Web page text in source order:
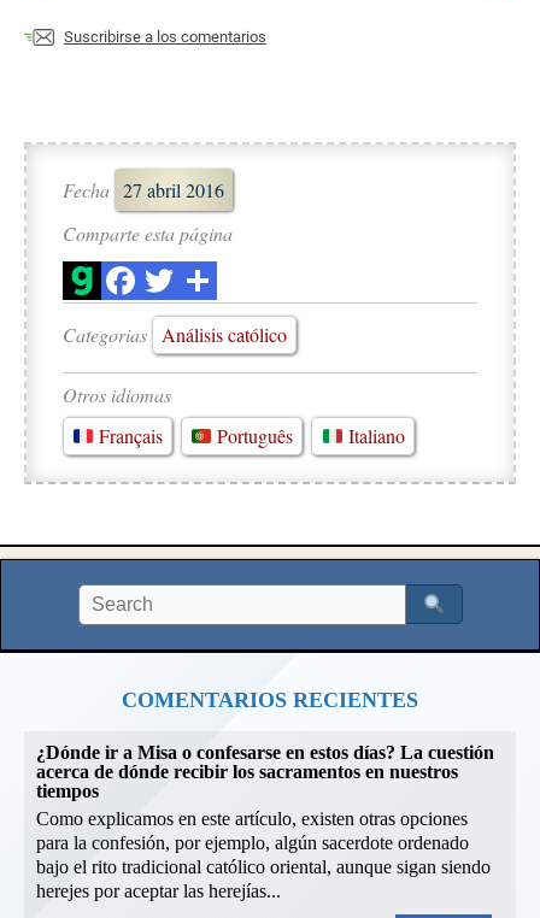
Suscribirse a los comentarios
Fecha 27 abril 2016
Comparte esta página
Categorias Análisis católico
Otros idiomas
Français
Português Italiano
COMENTARIOS RECIENTES
¿Dónde ir a Misa o confesarse en estos días? La cuestión
acerca de dónde recibir los sacramentos en nuestros
tiempos
Como explicamos en este artículo, existen otras opciones
para la confesión, por ejemplo, algún sacerdote ordenado
bajo el rito tradicional católico oriental, aunque sigan siendo
herejes por aceptar las herejías...